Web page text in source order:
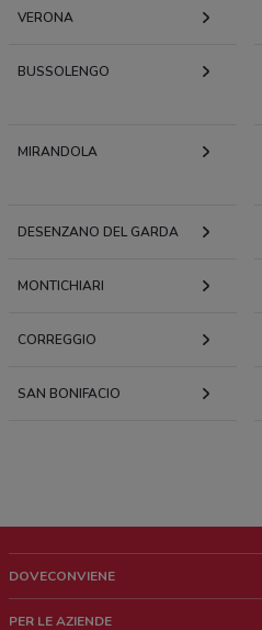
VERONA
BUSSOLENGO
MIRANDOLA
DESENZANO DEL GARDA
MONTICHIARI
CORREGGIO
SAN BONIFACIO
DOVECONVIENE
PER LE AZIENDE